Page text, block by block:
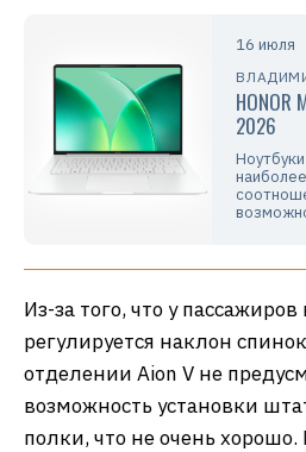
16 июля
HONOR
2026
Из-за того, что у
регулируется наклон
отделении Aion V не
возможность установки
полки, что не очень